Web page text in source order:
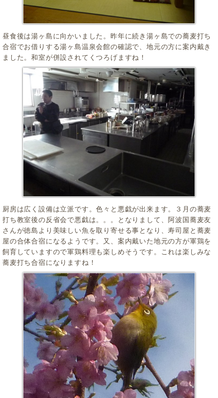
昼食後は湯ヶ島に向かいました。昨年に続き湯ヶ島での蕎麦打ち
合宿でお借りする湯ヶ島温泉会館の確認で、地元の方に案内戴き
ました。和室が併設されてくつろげますね！
厨房は広く設備は立派です。色々と悪戯が出来ます。３月の蕎麦
打ち教室後の反省会で悪戯は。。。となりまして、阿波国蕎麦友
さんが徳島より美味しい魚を取り寄せる事となり、寿司屋と蕎麦
屋の合体合宿になるようです。又、案内戴いた地元の方が軍鶏を
飼育していますので軍鶏料理も楽しめそうです。これは楽しみな
蕎麦打ち合宿になりますね！